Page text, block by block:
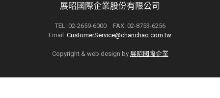
展昭國際企業股份有限公司
TEL: 02-2659-6000 FAX: 02-8753-6256
Email: CustomerService@chanchao.com.tw
Copyright & web design by 展昭國際企業